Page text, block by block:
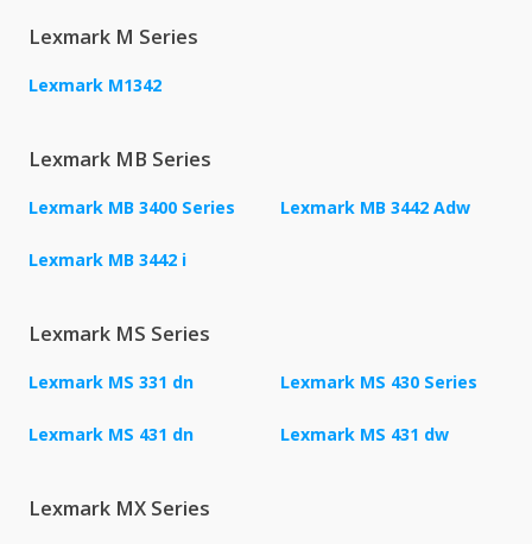
Lexmark M Series
Lexmark M1342
Lexmark MB Series
Lexmark MB 3400 Series Lexmark MB 3442 Adw
Lexmark MB 3442 i
Lexmark MS Series
Lexmark MS 331 dn Lexmark MS 430 Series
Lexmark MS 431 dn Lexmark MS 431 dw
Lexmark MX Series